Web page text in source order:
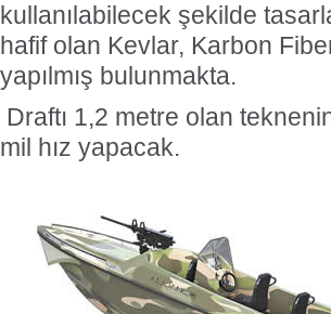
kullanılabilecek şekilde
hafif olan Kevlar, Karbon
yapılmış bulunmakta.
Draftı 1,2 metre olan
mil hız yapacak.